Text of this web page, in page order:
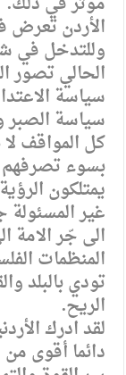
الأردن تعرض
وللتدخل في
الحالي تصور
سياسة
سياسة
كل المواقف
بسوء تصرفهم
يمتلكون
غير
الى جّر الامة
المنظمات
تودي بالبلد
الريح.
لقد ادرك
دائما أقوى